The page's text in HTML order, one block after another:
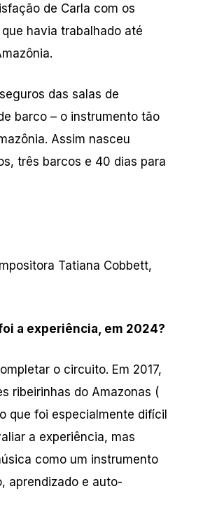
de Carla com os
havia trabalhado até
das salas de
barco – o instrumento tão
Assim nasceu
três barcos e 40 dias para
Tatiana Cobbett,
a experiência, em 2024?
o circuito. Em 2017,
ribeirinhas do Amazonas (
que foi especialmente difícil
a experiência, mas
como um instrumento
aprendizado e auto-